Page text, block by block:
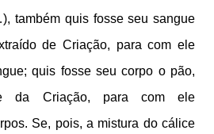
também quis fosse seu sangue
de Criação, para com ele
quis fosse seu corpo o pão,
da Criação, para com ele
Se, pois, a mistura do cálice